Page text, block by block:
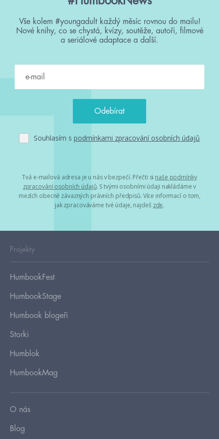
Vše kolem #youngadult každý měsíc rovnou do mailu!
Nové knihy, co se chystá, kvízy, soutěže, autoři, filmové
a seriálové adaptace a další.
Souhlasím s podmínkami zpracování osobních údajů
Tvá e-mailová adresa je u nás v bezpečí. Přečti si naše podmínky
zpracování osobních údajů. S tvými osobními údaji nakládáme v
mezích obecně závazných právních předpisů. Více informací o tom,
jak zpracováváme tvé údaje, najdeš zde.
Projekty
HumbookFest
HumbookStage
Humbook blogeři
Storki
Humblok
HumbookMag
O nás
Blog